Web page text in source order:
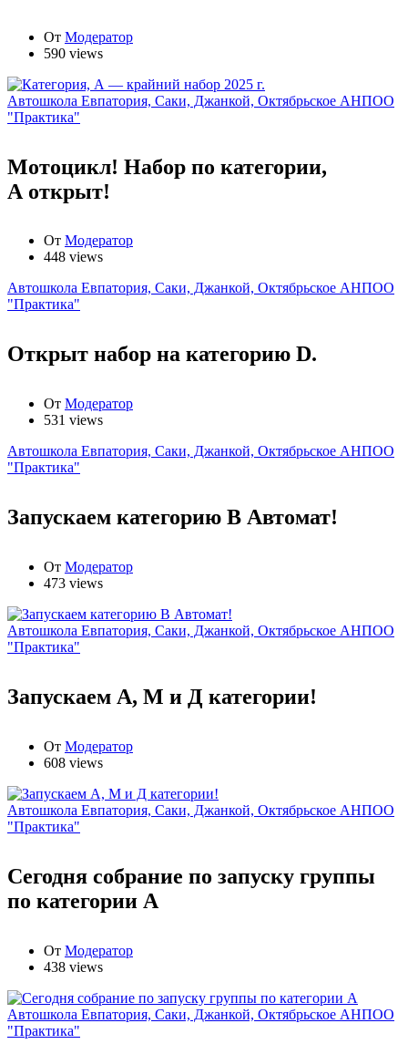
От Модератор
590 views
Автошкола Евпатория, Саки, Джанкой, Октябрьское АНПОО
"Практика"
Мотоцикл! Набор по категории,
А открыт!
От Модератор
448 views
Автошкола Евпатория, Саки, Джанкой, Октябрьское АНПОО
"Практика"
Открыт набор на категорию D.
От Модератор
531 views
Автошкола Евпатория, Саки, Джанкой, Октябрьское АНПОО
"Практика"
Запускаем категорию В Автомат!
От Модератор
473 views
Автошкола Евпатория, Саки, Джанкой, Октябрьское АНПОО
"Практика"
Запускаем А, М и Д категории!
От Модератор
608 views
Автошкола Евпатория, Саки, Джанкой, Октябрьское АНПОО
"Практика"
Сегодня собрание по запуску группы
по категории А
От Модератор
438 views
Автошкола Евпатория, Саки, Джанкой, Октябрьское АНПОО
"Практика"